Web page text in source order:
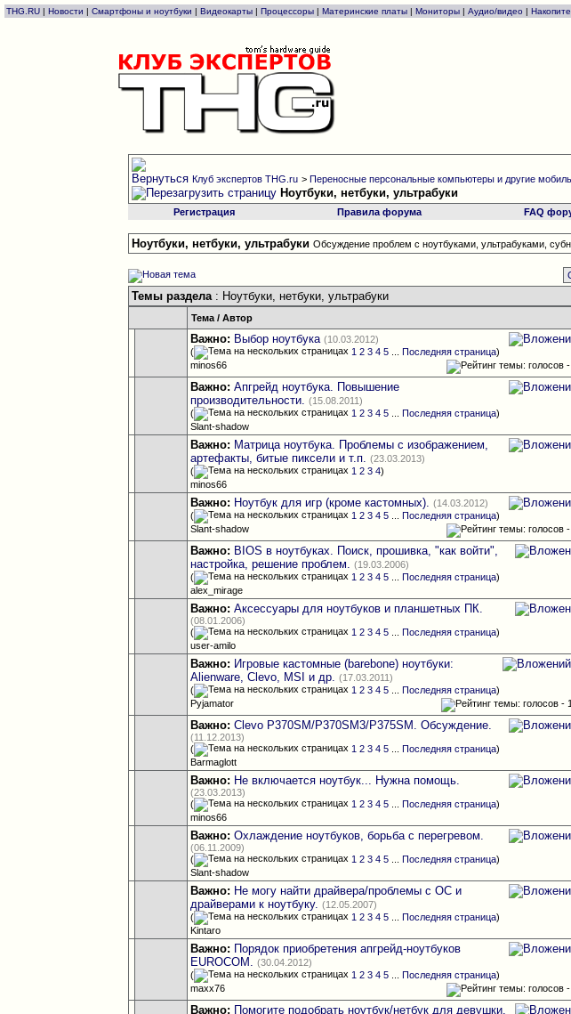
THG.RU | Новости | Смартфоны и ноутбуки | Видеокарты | Процессоры | Материнские платы | Мониторы | Аудио/видео |
Клуб экспертов THG.ru >Переносные персональные компьютеры и другие
Ноутбуки, нетбуки, ультрабуки
Регистрация Правила форума FAQ
Ноутбуки, нетбуки, ультрабуки Обсуждение проблем с ноутбуками, ультрабуками,
Темы раздела: Ноутбуки, нетбуки, ультрабуки
Тема /Автор
Важно: Выбор ноутбука (10.03.2012)
(
1 2 3 4 5 ...Последняя страница)
minos66
Важно: Апгрейд ноутбука. Повышение
производительности. (15.08.2011)
(
1 2 3 4 5 ...Последняя страница)
Slant-shadow
Важно: Матрица ноутбука. Проблемы с изображением,
артефакты, битые пиксели и т.п. (23.03.2013)
(
1 2 3 4)
minos66
Важно: Ноутбук для игр (кроме кастомных). (14.03.2012)
(
1 2 3 4 5 ...Последняя страница)
Slant-shadow
Важно: BIOS в ноутбуках. Поиск, прошивка, "как войти",
настройка, решение проблем. (19.03.2006)
(
1 2 3 4 5 ...Последняя страница)
alex_mirage
Важно: Аксессуары для ноутбуков и планшетных ПК.
(08.01.2006)
(
1 2 3 4 5 ...Последняя страница)
user-amilo
Важно: Игровые кастомные (barebone) ноутбуки:
Alienware, Clevo, MSI и др. (17.03.2011)
(
1 2 3 4 5 ...Последняя страница)
Pyjamator
Важно: Clevo P370SM/P370SM3/P375SM. Обсуждение.
(11.12.2013)
(
1 2 3 4 5 ...Последняя страница)
Barmaglott
Важно: Не включается ноутбук... Нужна помощь.
(23.03.2013)
(
1 2 3 4 5 ...Последняя страница)
minos66
Важно: Охлаждение ноутбуков, борьба с перегревом.
(06.11.2009)
(
1 2 3 4 5 ...Последняя страница)
Slant-shadow
Важно: Не могу найти драйвера/проблемы с ОС и
драйверами к ноутбуку. (12.05.2007)
(
1 2 3 4 5 ...Последняя страница)
Kintaro
Важно: Порядок приобретения апгрейд-ноутбуков
EUROCOM. (30.04.2012)
(
1 2 3 4 5 ...Последняя страница)
maxx76
Важно: Помогите подобрать ноутбук/нетбук для девушки.